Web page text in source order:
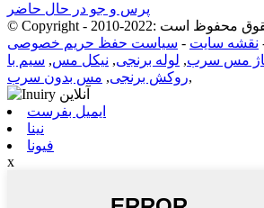
پرس و جو در حال حاضر
نقشه سایت - سیاست حفظ حریم خصوصی
مس سرب, لوله برنجی, نیکل مس, سیم با
روکش برنجی, مس بدون سرب ,
ایمیل بفرست
نینا
فیونا
x